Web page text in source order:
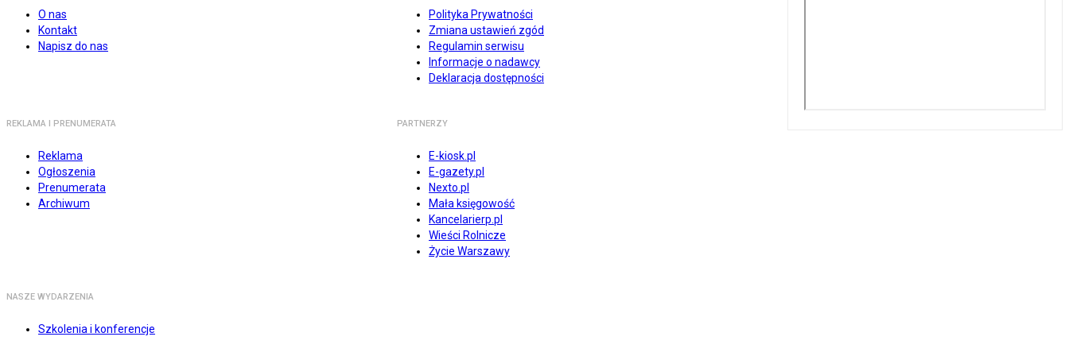
O nas
Kontakt
Napisz do nas
Polityka Prywatności
Zmiana ustawień zgód
Regulamin serwisu
Informacje o nadawcy
Deklaracja dostępności
REKLAMA I PRENUMERATA
Reklama
Ogłoszenia
Prenumerata
Archiwum
PARTNERZY
E-kiosk.pl
E-gazety.pl
Nexto.pl
Mała księgowość
Kancelarierp.pl
Wieści Rolnicze
Życie Warszawy
NASZE WYDARZENIA
Szkolenia i konferencje